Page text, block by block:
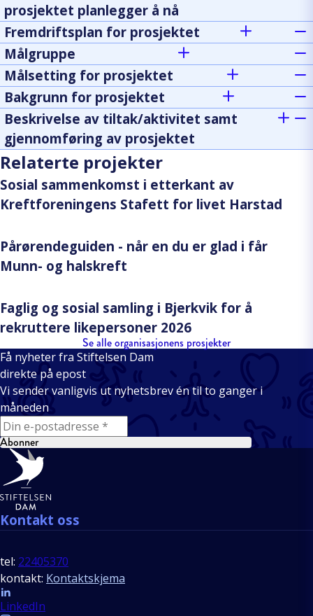
prosjektet planlegger å nå
Fremdriftsplan for prosjektet
Målgruppe
Målsetting for prosjektet
Bakgrunn for prosjektet
Beskrivelse av tiltak/aktivitet samt
gjennomføring av prosjektet
Relaterte projekter
Sosial sammenkomst i etterkant av
Kreftforeningens Stafett for livet Harstad
Pårørendeguiden - når en du er glad i får
Munn- og halskreft
Faglig og sosial samling i Bjerkvik for å
rekruttere likepersoner 2026
Se alle organisasjonens prosjekter
Få nyheter fra Stiftelsen Dam
direkte på epost
Vi sender vanligvis ut nyhetsbrev én til to ganger i
måneden
E-mail
Abonner
Bunntekst
Kontakt oss
tel: 22405370
kontakt: Kontaktskjema
Follow us
LinkedIn